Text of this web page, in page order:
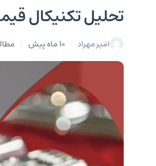
تحلیل تکنیکال
امیر مهراد 10 ماه پیش